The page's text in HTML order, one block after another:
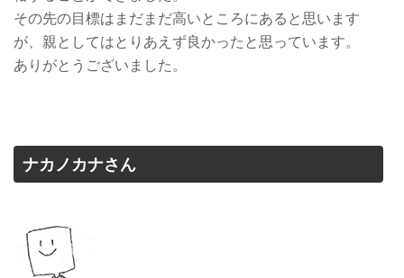
その先の目標はまだまだ高いところにあると思います
が、親としてはとりあえず良かったと思っています。
ありがとうございました。
ナカノカナさん